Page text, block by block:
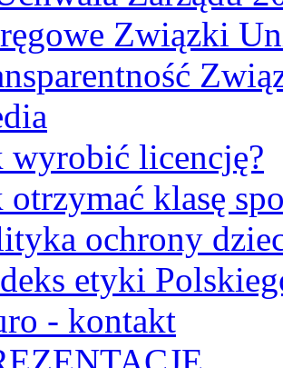
Związki
wyrobić licencję?
otrzymać klasę
ochrony
etyki
- kontakt